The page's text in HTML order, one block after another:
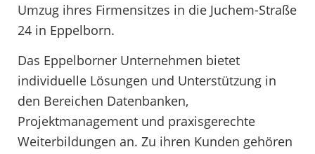
Umzug ihres Firmensitzes in die Juchem-Straße
24 in Eppelborn.
Das Eppelborner Unternehmen bietet
individuelle Lösungen und Unterstützung in
den Bereichen Datenbanken,
Projektmanagement und praxisgerechte
Weiterbildungen an. Zu ihren Kunden gehören